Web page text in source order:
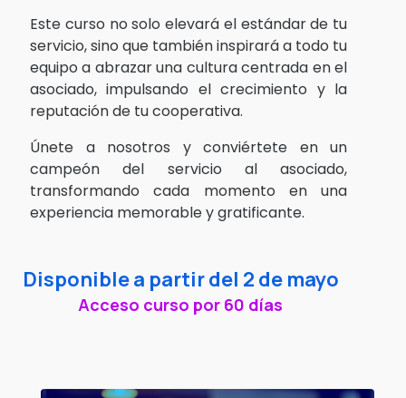
Este curso no solo elevará el estándar de tu
servicio, sino que también inspirará a todo tu
equipo a abrazar una cultura centrada en el
asociado, impulsando el crecimiento y la
reputación de tu cooperativa.
Únete a nosotros y conviértete en un
campeón del servicio al asociado,
transformando cada momento en una
experiencia memorable y gratificante.
Disponible a partir del 2 de mayo
Acceso curso por 60 días